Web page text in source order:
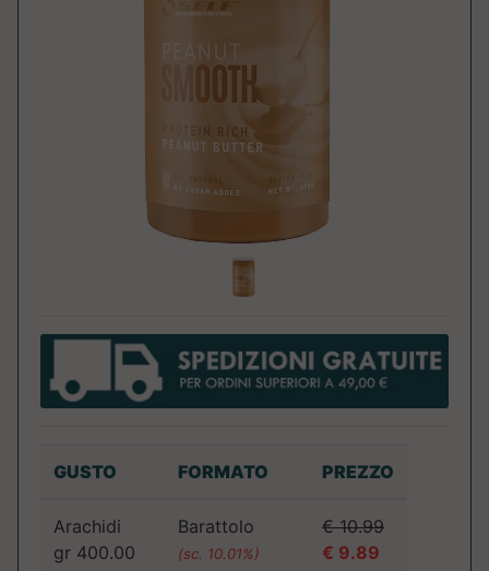
GUSTO FORMATO PREZZO
Arachidi
gr 400.00
Barattolo
(sc. 10.01%)
€ 10.99
€ 9.89